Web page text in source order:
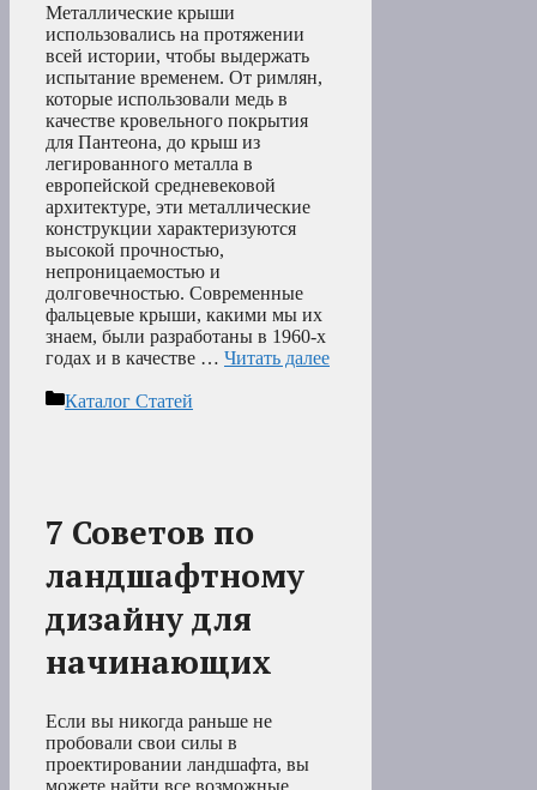
Металлические крыши
использовались на протяжении
всей истории, чтобы выдержать
испытание временем. От римлян,
которые использовали медь в
качестве кровельного покрытия
для Пантеона, до крыш из
легированного металла в
европейской средневековой
архитектуре, эти металлические
конструкции характеризуются
высокой прочностью,
непроницаемостью и
долговечностью. Современные
фальцевые крыши, какими мы их
знаем, были разработаны в 1960-х
годах и в качестве … Читать далее
Рубрики
Каталог Статей
7 Советов по
ландшафтному
дизайну для
начинающих
Если вы никогда раньше не
пробовали свои силы в
проектировании ландшафта, вы
можете найти все возможные